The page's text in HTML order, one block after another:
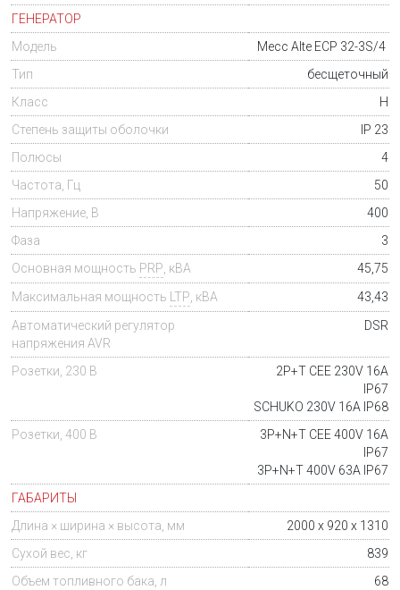
ГЕНЕРАТОР
Модель
Mecc Alte ECP 32-3S/4
Тип
бесщеточный
Класс
H
Степень защиты оболочки
IP 23
Полюсы
4
Частота, Гц
50
Напряжение, В
400
Фаза
3
Основная мощность PRP , кВА
45,75
Максимальная мощность
LTP , кВА
43,43
Автоматический регулятор
напряжения AVR
DSR
Розетки, 230 В
2P+T CEE 230V 16A
IP67
SCHUKO 230V 16A IP68
Розетки, 400 В
3P+N+T CEE 400V 16A
IP67
3P+N+T 400V 63A IP67
ГАБАРИТЫ
Длина × ширина × высота, мм
2000 x 920 x 1310
Сухой вес, кг
839
Объем топливного бака, л
68